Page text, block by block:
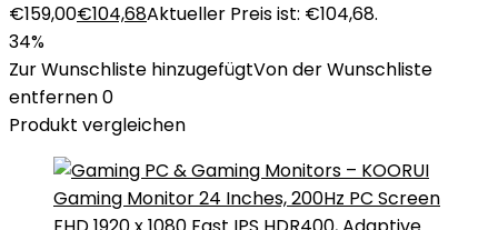
€159,00€104,68Aktueller Preis ist: €104,68.
34%
Zur Wunschliste hinzugefügtVon der Wunschliste
entfernen0
Produkt vergleichen